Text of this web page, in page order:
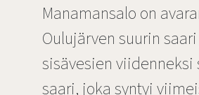
Manamansalo on
Oulujärven suurin
sisävesien viidenneksi
saari, joka syntyi